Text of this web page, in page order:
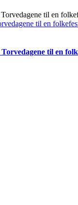
til en
til en